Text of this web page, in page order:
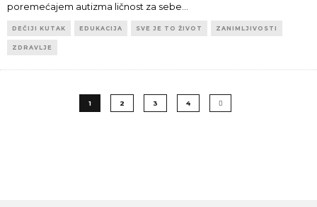
poremećajem autizma ličnost za sebe...
DEČIJI KUTAK EDUKACIJA SVE JE TO ŽIVOT ZANIMLJIVOSTI
ZDRAVLJE
1 2 3 4